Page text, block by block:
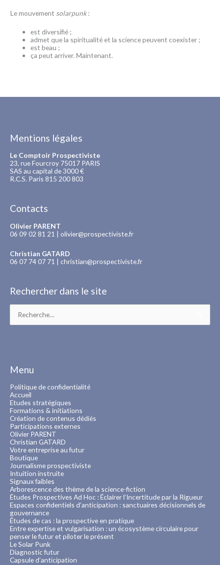
Le mouvement solarpunk:
est diversifié ;
admet que la spiritualité et la science peuvent coexister ;
est beau ;
ça peut arriver. Maintenant.
Mentions légales
Le Comptoir Prospectiviste
23, rue Fourcroy 75017 PARIS
SAS au capital de 3000 €
R.C.S. Paris 815 200 803
Contacts
Olivier PARENT
06 09 02 81 21 | olivier@prospectiviste.fr
Christian GATARD
06 07 74 07 71 | christian@prospectiviste.fr
Rechercher dans le site
Rechercher :
Menu
Politique de confidentialité
Accueil
Etudes stratégiques
Formations & initiations
Création de contenus dédiés
Participations externes
Olivier PARENT
Christian GATARD
Votre entreprise au futur
Boutique
Journalisme prospectiviste
Intuition instruite
Signaux faibles
Arborescence des thème de la science-fiction
Études Prospectives Ad Hoc : Éclairer l’Incertitude par la Rigueur
Espaces confidentiels d’anticipation : sanctuaires décisionnels de
gouvernance
Études de cas : la prospective en pratique
Entre expertise et vulgarisation : un écosystème circulaire pour
penser le futur et piloter le présent
Le Solar Punk
Diagnostic futur
Capsule d’anticipation